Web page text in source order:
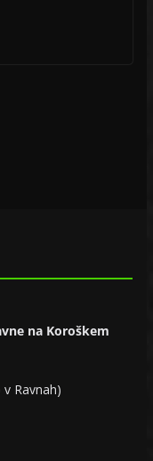
na Koroškem
Ravnah)